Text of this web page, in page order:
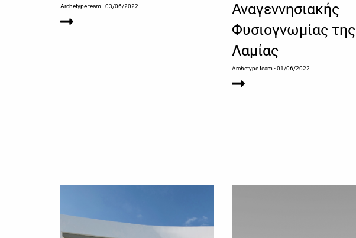
Archetype team- 03/06/2022
Αναγεννησιακής
Φυσιογνωμίας της
Λαμίας
Archetype team- 01/06/2022